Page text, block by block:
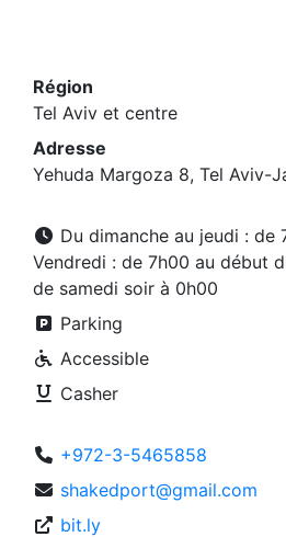
Région
Tel Aviv et centre
Adresse
Yehuda Margoza 8, Tel Aviv-
Du dimanche au jeudi : de
Vendredi : de 7h00 au début
de samedi soir à 0h00
Parking
Accessible
Casher
+972-3-5465858
shakedport@gmail.com
bit.ly